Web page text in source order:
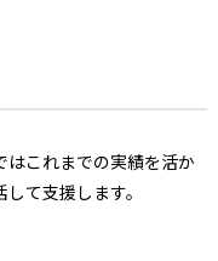
これまでの実績を活か
て支援します。